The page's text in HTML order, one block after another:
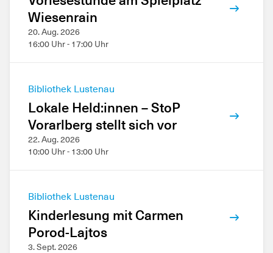
Wiesenrain
20. Aug. 2026
16:00 Uhr - 17:00 Uhr
Bibliothek Lustenau
Lokale Held:innen – StoP
Vorarlberg stellt sich vor
22. Aug. 2026
10:00 Uhr - 13:00 Uhr
Bibliothek Lustenau
Kinderlesung mit Carmen
Porod-Lajtos
3. Sept. 2026